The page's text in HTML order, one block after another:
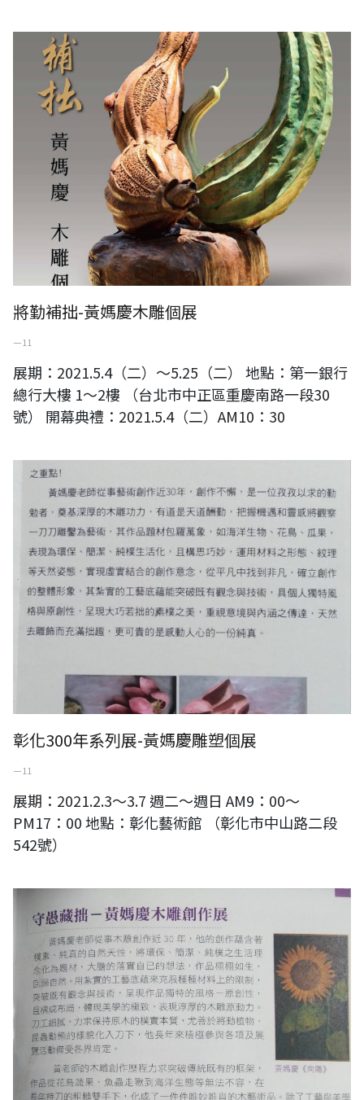
將勤補拙-黃媽慶木雕個展
將勤補拙-黃媽慶木雕個展
一 11
展期：2021.5.4（二）～5.25（二） 地點：第一銀行
總行大樓 1～2樓 （台北市中正區重慶南路一段30
號） 開幕典禮：2021.5.4（二）AM10：30
彰化300年系列展-黃媽慶雕塑個展
彰化300年系列展-黃媽慶雕塑個展
一 11
展期：2021.2.3～3.7 週二～週日 AM9：00～
PM17：00 地點：彰化藝術館 （彰化市中山路二段
542號）